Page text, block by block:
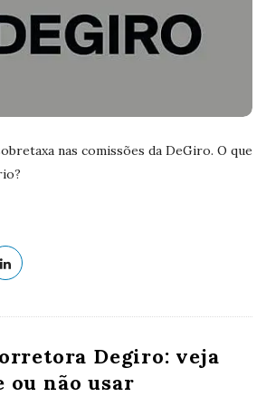
nas comissões da DeGiro. O que
Degiro: veja
ou não usar